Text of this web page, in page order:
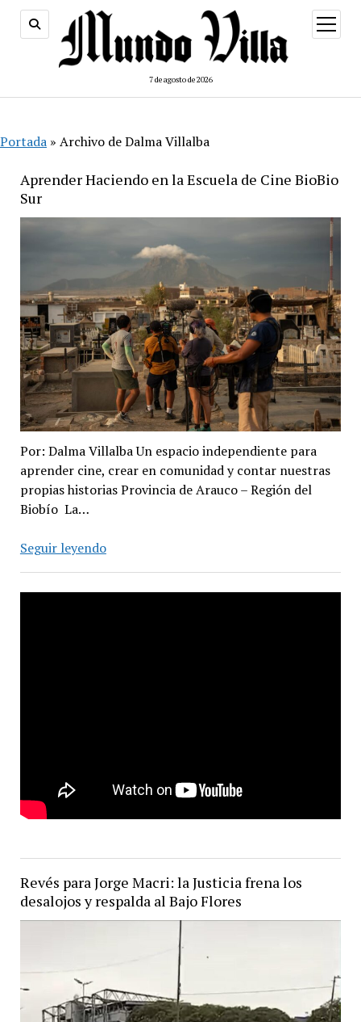
7 de agosto de 2026
abrir
menú
Portada » Archivo de Dalma Villalba
Aprender Haciendo en la Escuela de Cine BioBio
Sur
Por: Dalma Villalba Un espacio independiente para
aprender cine, crear en comunidad y contar nuestras
propias historias Provincia de Arauco – Región del
Biobío La…
Seguir leyendoAprender
Revés para Jorge Macri: la Justicia frena los
desalojos y respalda al Bajo Flores